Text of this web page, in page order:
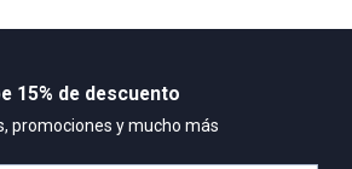
15% de descuento
promociones y mucho más